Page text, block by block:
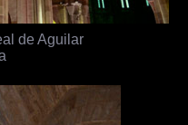
de Aguilar